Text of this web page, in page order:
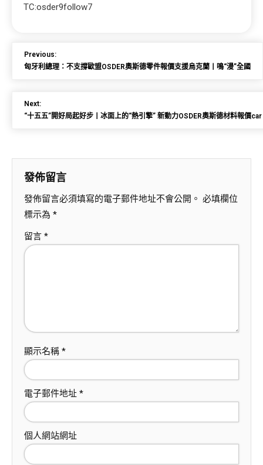
TC:osder9follow7
Previous:
匈牙利總理：不支撐歐盟OSDER奧斯德零件報價支援烏克蘭丨鳴“漫”全國
Next:
“十五五”開好局起好步丨冰面上的“熱引擎” 新動力OSDER奧斯德材料報價
發佈留言
發佈留言必須填寫的電子郵件地址不會公開。 必填欄位
標示為 *
留言 *
顯示名稱 *
電子郵件地址 *
個人網站網址